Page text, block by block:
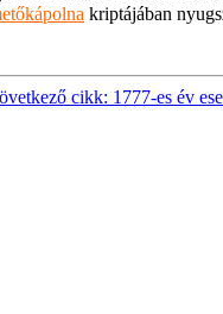
kriptájában
cikk: 1777-es év